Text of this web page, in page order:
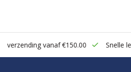
vanaf €150.00 Snelle levering